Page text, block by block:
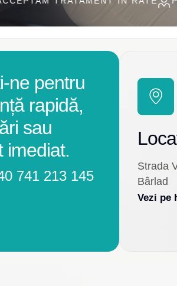
ne pentru
rapidă,
sau
imediat.
741 213 145
Strada
Bârlad
Vezi pe